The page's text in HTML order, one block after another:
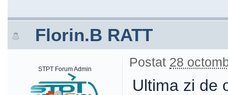
Florin.B RATT
STPT Forum Admin Postat 28
Ultima zi de